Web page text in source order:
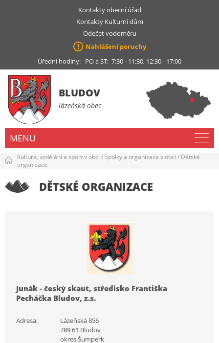
Kontakty obecní úřad
Kontakty Kulturní dům
Odečet vodoměru
Nahlášení poruchy
Úřední hodiny: PO a ST: 7:30 - 11:30, 12:30 - 17:00
BLUDOV
lázeňská obec
MENU
Kultura, vzdělání a sport v obci /Spolky a organizace v obci / Dětské
organizace
DĚTSKÉ ORGANIZACE
Junák - český skaut, středisko Františka
Pecháčka Bludov, z.s.
Adresa:
Lázeňská 856
789 61 Bludov
okres Šumperk